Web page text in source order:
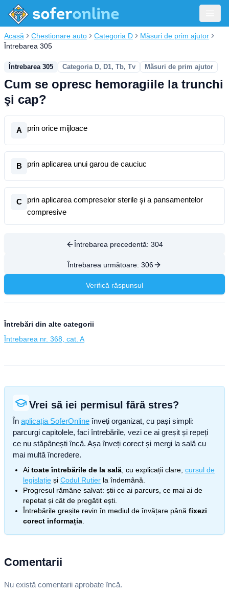
Acasă Chestionare auto Categoria D
Măsuri de prim ajutor
Întrebarea 305
Întrebarea 305 Categoria D, D1, Tb, Tv Măsuri de prim ajutor
Cum se opresc hemoragiile la trunchi
şi cap?
A prin orice mijloace
B prin aplicarea unui garou de cauciuc
C
prin aplicarea compreselor sterile şi a pansamentelor
compresive
Întrebarea precedentă: 304
Întrebarea următoare: 306
Verifică răspunsul
Întrebări din alte categorii
Întrebarea nr. 368, cat. A
Vrei să iei permisul fără stres?
În aplicația SoferOnline înveți organizat, cu pași simpli:
parcurgi capitolele, faci întrebările, vezi ce ai greșit și repeți
ce nu stăpânești încă. Așa înveți corect și mergi la sală cu
mai multă încredere.
Ai toate întrebările de la sală , cu explicații clare, cursul de
legislație și Codul Rutier la îndemână.
Progresul rămâne salvat: știi ce ai parcurs, ce mai ai de
repetat și cât de pregătit ești.
Întrebările greșite revin în mediul de învățare până fixezi
corect informația
Comentarii
Nu există comentarii aprobate încă.